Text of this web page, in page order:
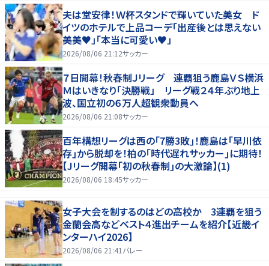
夫は堂安律！Ｗ杯スタンドで輝いていた美女 ド
イツのホテルで上品コーデ「出産後とは思えない
美美♥」「本当に可愛い♥」
2026/08/06 21:12サッカー
７日開幕！秋春制Ｊリーグ 連覇狙う鹿島ＶＳ横浜
Ｍはいきなり「決勝戦」 リーグ戦２４年ぶり地上
波、国立初の６万人超観衆動員へ
2026/08/06 21:08サッカー
百年構想リーグは西の｢7勝3敗｣！鹿島は｢早川依
存｣から脱却を！柏の｢時代遅れサッカー｣に期待！
【Jリーグ開幕｢初の秋春制｣の大激論】(1)
2026/08/06 18:45サッカー
女子大会を制するのはどの高校か 3連覇を狙う
金蘭会高などベスト４進出チームを紹介【近畿イ
ンターハイ2026】
2026/08/06 21:41 バレー